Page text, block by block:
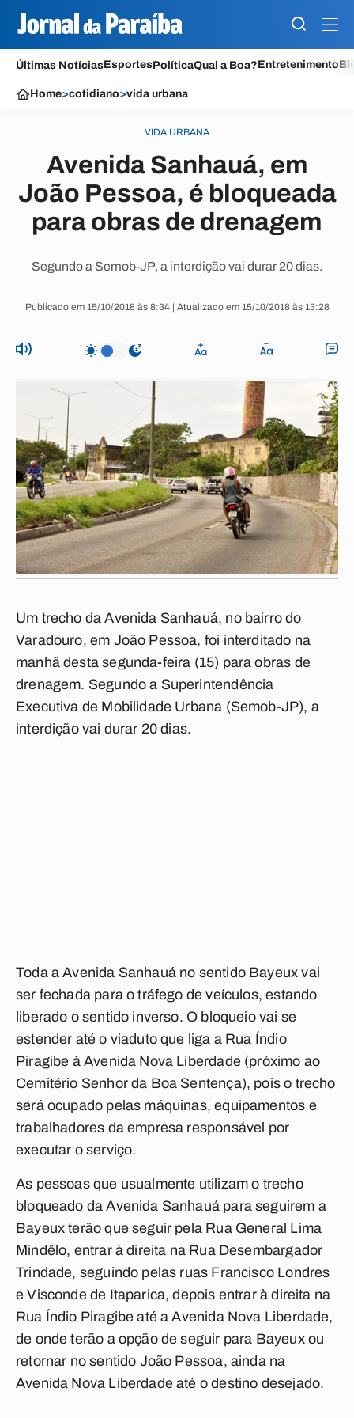
Últimas NotíciasEsportesPolíticaQual a Boa?Entretenimento
Home>cotidiano>vida urbana
VIDA URBANA
Avenida Sanhauá, em
João Pessoa, é bloqueada
para obras de drenagem
Segundo a Semob-JP, a interdição vai durar 20 dias.
Publicado em 15/10/2018 às 8:34 | Atualizado em 15/10/2018 às 13:28
Um trecho da Avenida Sanhauá, no bairro do
Varadouro, em João Pessoa, foi interditado na
manhã desta segunda-feira (15) para obras de
drenagem. Segundo a Superintendência
Executiva de Mobilidade Urbana (Semob-JP), a
interdição vai durar 20 dias.
Toda a Avenida Sanhauá no sentido Bayeux vai
ser fechada para o tráfego de veículos, estando
liberado o sentido inverso. O bloqueio vai se
estender até o viaduto que liga a Rua Índio
Piragibe à Avenida Nova Liberdade (próximo ao
Cemitério Senhor da Boa Sentença), pois o trecho
será ocupado pelas máquinas, equipamentos e
trabalhadores da empresa responsável por
executar o serviço.
As pessoas que usualmente utilizam o trecho
bloqueado da Avenida Sanhauá para seguirem a
Bayeux terão que seguir pela Rua General Lima
Mindêlo, entrar à direita na Rua Desembargador
Trindade, seguindo pelas ruas Francisco Londres
e Visconde de Itaparica, depois entrar à direita na
Rua Índio Piragibe até a Avenida Nova Liberdade,
de onde terão a opção de seguir para Bayeux ou
retornar no sentido João Pessoa, ainda na
Avenida Nova Liberdade até o destino desejado.